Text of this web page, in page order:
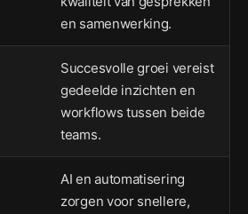
en samenwerking.
Succesvolle groei vereist
gedeelde inzichten en
workflows tussen beide
teams.
AI en automatisering
zorgen voor snellere,